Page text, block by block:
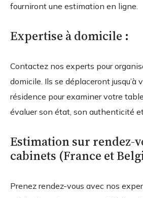
fourniront une estimation en ligne.
Expertise à domicile :
Contactez nos experts pour
domicile. Ils se déplaceront jusqu’à
résidence pour examiner votre
évaluer son état, son authenticité
Estimation sur rendez-
cabinets (France et
Prenez rendez-vous avec nos